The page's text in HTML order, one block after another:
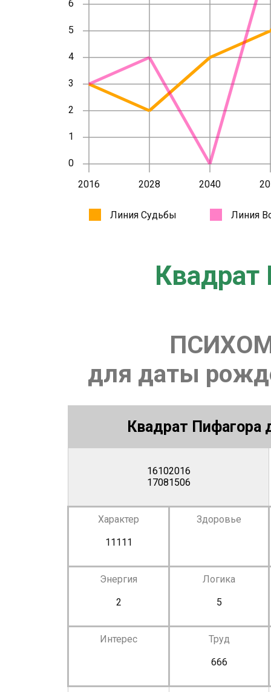
Квадрат
для даты
Квадрат Пифагора
16102016
17081506
Характер
11111
Здоровье
Энергия
2
Логика
5
Интерес
Труд
666